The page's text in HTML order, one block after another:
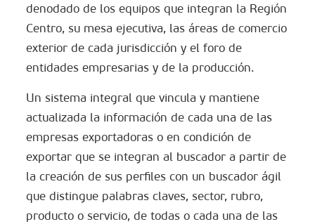
denodado de los equipos que integran la Región
Centro, su mesa ejecutiva, las áreas de comercio
exterior de cada jurisdicción y el foro de
entidades empresarias y de la producción.
Un sistema integral que vincula y mantiene
actualizada la información de cada una de las
empresas exportadoras o en condición de
exportar que se integran al buscador a partir de
la creación de sus perfiles con un buscador ágil
que distingue palabras claves, sector, rubro,
producto o servicio, de todas o cada una de las